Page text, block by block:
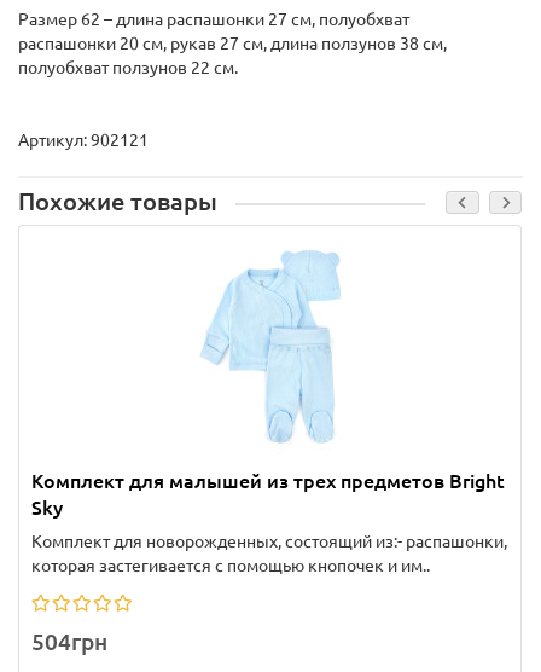
Размер 62 – длина распашонки 27 см, полуобхват
распашонки 20 см, рукав 27 см, длина ползунов 38 см,
полуобхват ползунов 22 см.
Артикул: 902121
Похожие товары
Комплект для малышей из трех предметов Bright
Sky
Комплект для новорожденных, состоящий из:- распашонки,
которая застегивается с помощью кнопочек и им..
504грн